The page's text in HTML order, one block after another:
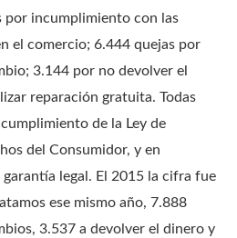
por incumplimiento con las
el comercio; 6.444 quejas por
3.144 por no devolver el
reparación gratuita. Todas
de la Ley de
del Consumidor, y en
legal. El 2015 la cifra fue
ese mismo año, 7.888
3.537 a devolver el dinero y